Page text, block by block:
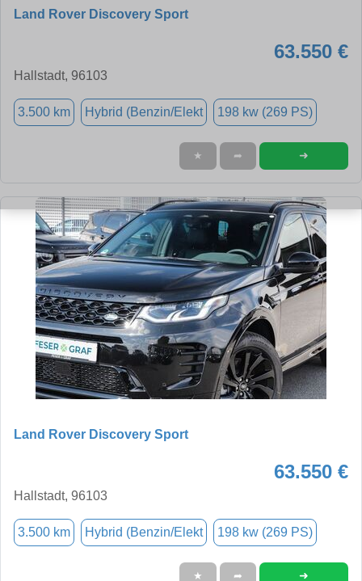
Land Rover Discovery Sport
63.550 €
Hallstadt, 96103
3.500 km Hybrid (Benzin/Elekt 198 kw (269 PS)
★ ➦ ➜
Land Rover Discovery Sport
63.550 €
Hallstadt, 96103
3.500 km Hybrid (Benzin/Elekt 198 kw (269 PS)
★ ➦ ➜